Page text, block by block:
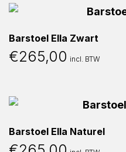
Barstoel Ella Zwart
€265,00 incl. BTW
Barstoel Ella Naturel